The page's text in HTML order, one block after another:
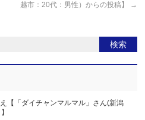
越市：20代：男性）からの投稿】
→
【「ダイチャンマルマル」さん(新潟